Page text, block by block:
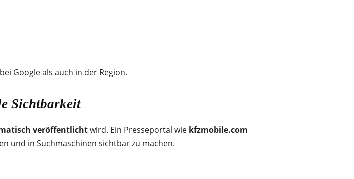
Google als auch in der Region.
Sichtbarkeit
veröffentlichtwird. Ein Presseportal wie kfzmobile.com
und in Suchmaschinen sichtbar zu machen.